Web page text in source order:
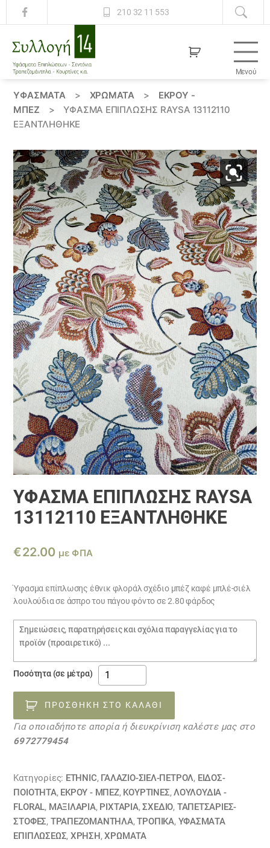
210 32 11 553
14
Μενού
ΥΦΆΣΜΑΤΑ > ΧΡΏΜΑΤΑ >
ΕΚΡΟΥ -
ΜΠΕΖ
>
ΎΦΑΣΜΑ ΕΠΊΠΛΩΣΗΣ RAYSA 13112110
ΕΞΑΝΤΛΗΘΗΚΕ
ΎΦΑΣΜΑ ΕΠΊΠΛΩΣΗΣ RAYSA
13112110 ΕΞΑΝΤΛΗΘΗΚΕ
€22.00 με ΦΠΑ
Ύφασμα επίπλωσης έθνικ φλοράλ σχέδιο μπέζ καφέ μπλέ-σιέλ
λουλούδια σε άσπρο του πάγου φόντο σε 2.80 φάρδος
Σημειώσεις
παραγγελίας
Ποσότητα (σε μέτρα)
Ύφασμα
επίπλωσης
RAYSA
13112110
ΕΞΑΝΤΛΗΘΗΚΕ
ΠΡΟΣΘΉΚΗ ΣΤΟ ΚΑΛΆΘΙ
Για οποιαδήποτε απορία ή διευκρίνιση καλέστε μας στο
6972779454
Κατηγορίες: ETHNIC, ΓΑΛΑΖΙΟ-ΣΙΕΛ-ΠΕΤΡΟΛ, ΕΙΔΟΣ-
ΠΟΙΟΤΗΤΑ, ΕΚΡΟΥ - ΜΠΕΖ, ΚΟΥΡΤΊΝΕΣ,ΛΟΥΛΟΎΔΙΑ -
FLORAL, ΜΑΞΙΛΆΡΙΑ, ΡΙΧΤΆΡΙΑ,ΣΧΕΔΙΟ, ΤΑΠΕΤΣΑΡΙΕΣ-
ΣΤΟΦΕΣ, ΤΡΑΠΕΖΟΜΆΝΤΗΛΑ,ΤΡΟΠΙΚΑ, ΥΦΆΣΜΑΤΑ
ΕΠΙΠΛΏΣΕΩΣ, ΧΡΗΣΗ ,ΧΡΏΜΑΤΑ